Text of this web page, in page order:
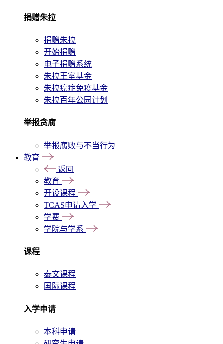
捐赠朱拉
捐赠朱拉
开始捐赠
电子捐赠系统
朱拉王室基金
朱拉癌症免疫基金
朱拉百年公园计划
举报贪腐
举报腐败与不当行为
教育
返回
教育
开设课程
TCAS申请入学
学费
学院与学系
课程
泰文课程
国际课程
入学申请
本科申请